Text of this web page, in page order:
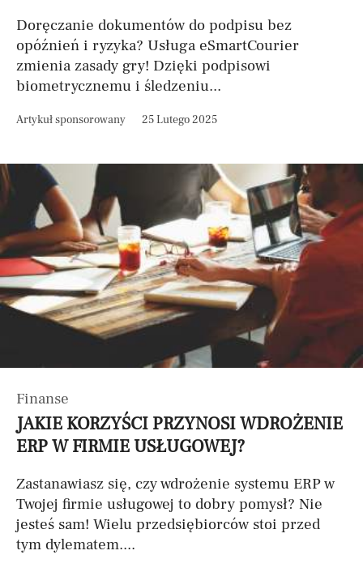
Doręczanie dokumentów do podpisu bez
opóźnień i ryzyka? Usługa eSmartCourier
zmienia zasady gry! Dzięki podpisowi
biometrycznemu i śledzeniu...
Artykuł sponsorowany 25 Lutego 2025
Finanse
JAKIE KORZYŚCI PRZYNOSI WDROŻENIE
ERP W FIRMIE USŁUGOWEJ?
Zastanawiasz się, czy wdrożenie systemu ERP w
Twojej firmie usługowej to dobry pomysł? Nie
jesteś sam! Wielu przedsiębiorców stoi przed
tym dylematem....